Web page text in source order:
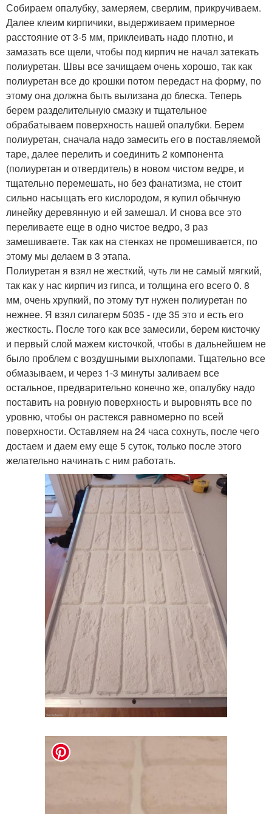
Собираем опалубку, замеряем, сверлим, прикручиваем.
Далее клеим кирпичики, выдерживаем примерное
расстояние от 3-5 мм, приклеивать надо плотно, и
замазать все щели, чтобы под кирпич не начал затекать
полиуретан. Швы все зачищаем очень хорошо, так как
полиуретан все до крошки потом передаст на форму, по
этому она должна быть вылизана до блеска. Теперь
берем разделительную смазку и тщательное
обрабатываем поверхность нашей опалубки. Берем
полиуретан, сначала надо замесить его в поставляемой
таре, далее перелить и соединить 2 компонента
(полиуретан и отвердитель) в новом чистом ведре, и
тщательно перемешать, но без фанатизма, не стоит
сильно насыщать его кислородом, я купил обычную
линейку деревянную и ей замешал. И снова все это
переливаете еще в одно чистое ведро, 3 раз
замешиваете. Так как на стенках не промешивается, по
этому мы делаем в 3 этапа.
Полиуретан я взял не жесткий, чуть ли не самый мягкий,
так как у нас кирпич из гипса, и толщина его всего 0. 8
мм, очень хрупкий, по этому тут нужен полиуретан по
нежнее. Я взял силагерм 5035 - где 35 это и есть его
жесткость. После того как все замесили, берем кисточку
и первый слой мажем кисточкой, чтобы в дальнейшем не
было проблем с воздушными выхлопами. Тщательно все
обмазываем, и через 1-3 минуты заливаем все
остальное, предварительно конечно же, опалубку надо
поставить на ровную поверхность и выровнять все по
уровню, чтобы он растекся равномерно по всей
поверхности. Оставляем на 24 часа сохнуть, после чего
достаем и даем ему еще 5 суток, только после этого
желательно начинать с ним работать.